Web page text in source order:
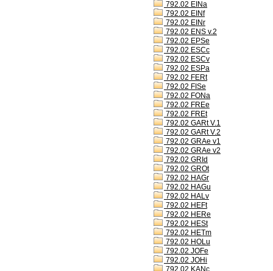
792.02 EINa
792.02 EINf
792.02 EINr
792.02 ENS v.2
792.02 EPSe
792.02 ESCc
792.02 ESCv
792.02 ESPa
792.02 FERt
792.02 FISe
792.02 FONa
792.02 FREe
792.02 FREt
792.02 GARt V.1
792.02 GARt V.2
792.02 GRAe v1
792.02 GRAe v2
792.02 GRId
792.02 GROt
792.02 HAGr
792.02 HAGu
792.02 HALv
792.02 HEFt
792.02 HERe
792.02 HESt
792.02 HETm
792.02 HOLu
792.02 JOFe
792.02 JOHi
792.02 KANc